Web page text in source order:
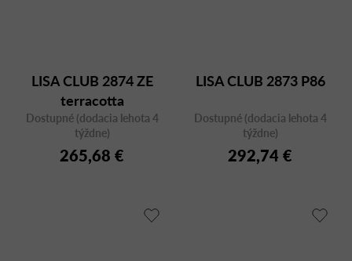
LISA CLUB 2874 ZE
terracotta
Dostupné (dodacia lehota 4
týždne)
265,68 €
LISA CLUB 2873 P86
Dostupné (dodacia lehota 4
týždne)
292,74 €